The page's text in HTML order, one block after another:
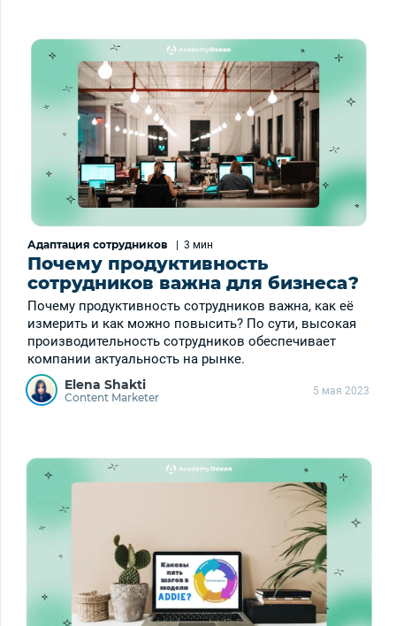
Адаптация сотрудников 3 мин
Почему продуктивность
сотрудников важна для бизнеса?
Почему продуктивность сотрудников важна, как её
измерить и как можно повысить? По сути, высокая
производительность сотрудников обеспечивает
компании актуальность на рынке.
Elena Shakti
Content Marketer 5 мая 2023